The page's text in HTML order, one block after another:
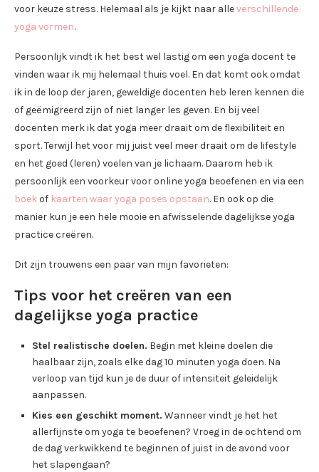
voor keuze stress. Helemaal als je kijkt naar alleverschillende
yoga vormen.
Persoonlijk vindt ik het best wel lastig om een yoga docent te
vinden waar ik mij helemaal thuis voel. En dat komt ook omdat
ik in de loop der jaren, geweldige docenten heb leren kennen die
of geëmigreerd zijn of niet langer les geven. En bij veel
docenten merk ik dat yoga meer draait om de flexibiliteit en
sport. Terwijl het voor mij juist veel meer draait om de lifestyle
en het goed (leren) voelen van je lichaam. Daarom heb ik
persoonlijk een voorkeur voor online yoga beoefenen en via een
boekof kaarten waar yoga poses opstaan. En ook op die
manier kun je een hele mooie en afwisselende dagelijkse yoga
practice creëren.
Dit zijn trouwens een paar van mijn favorieten:
Tips voor het creëren van een
dagelijkse yoga practice
Stel realistische doelen. Begin met kleine doelen die
haalbaar zijn, zoals elke dag 10 minuten yoga doen. Na
verloop van tijd kun je de duur of intensiteit geleidelijk
aanpassen.
Kies een geschikt moment. Wanneer vindt je het het
allerfijnste om yoga te beoefenen? Vroeg in de ochtend om
de dag verkwikkend te beginnen of juist in de avond voor
het slapengaan?